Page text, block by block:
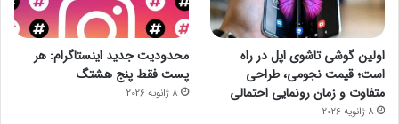
اولین گوشی تاشوی اپل در راه
است؛ قیمت نجومی، طراحی
متفاوت و زمان رونمایی احتمالی
8 ژانویه 2026
محدودیت جدید اینستاگرام: هر
پست فقط پنج هشتگ
8 ژانویه 2026